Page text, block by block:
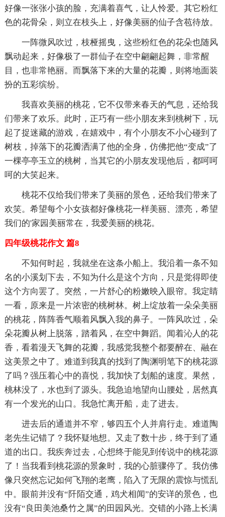
好像一张张小孩的脸，充满着喜气，让人怜爱。其它粉红
色的花骨朵，则立在枝头上，好像美丽的仙子含苞待放。
一阵微风吹过，枝桠摇曳，这些粉红色的花朵也随风
飘动起来，好像极了一群仙子在空中翩翩起舞，非常醒
目，也非常艳丽。而飘落下来的大量的花瓣，则将地面装
扮的五彩缤纷。
我喜欢美丽的桃花，它不仅带来春天的气息，还给我
们带来了欢乐。此时，正巧有一些小朋友来到桃树下，玩
起了捉迷藏的游戏，在嬉戏中，有个小朋友不小心碰到了
树枝，掉落下的花瓣洒满了他的全身，仿佛把他“变成”了
一棵亭亭玉立的桃树，当其它的小朋友发现他后，都呵呵
呵的大笑起来。
桃花不仅给我们带来了美丽的景色，还给我们带来了
欢笑。希望每个小女孩都好像桃花一样美丽、漂亮，希望
我们的'家园美丽常在，我爱美丽的桃花。
四年级桃花作文 篇8
不知何时起，我就坐在这条小船上。我沿着一条不知
名的小溪划下去，不知为什么是这个方向，只是觉得即使
这个方向罢了。突然，一片舒心的粉嫩映入眼帘。我定睛
一看，原来是一片浓密的桃树林。树上绽放着一朵朵美丽
的桃花，阵阵香气顺着风飘入我的鼻子。一阵风吹过，朵
朵花瓣从树上脱落，踏着风，在空中舞蹈。闻着沁人的花
香，看着漫天飞舞的花瓣，我感觉我整个都要醉在、融在
这美景之中了。难道到我真的找到了陶渊明笔下的桃花源
了吗？强压着心中的喜悦，我加快了划船的速度。果然，
桃林没了，水也到了源头。我急迫地望向山腰处，居然真
有一个发光的山口。我急忙离开船，走了进去。
进去后的通道并不窄，够四五个人并肩行走。难道陶
老先生记错了？我怀疑地想。又走了数十步，终于到了通
道的出口。我疾奔过去，心想终于能见到传说中的桃花源
了！当我看到桃花源的景象时，我的心脏骤停了。我仿佛
像只突然忘记如何飞翔的老鹰，陷入了无限的震惊与慌乱
中。眼前并没有“阡陌交通，鸡犬相闻”的安详的景色，也
没有“良田美池桑竹之属”的田园风光。交错的小路上长满